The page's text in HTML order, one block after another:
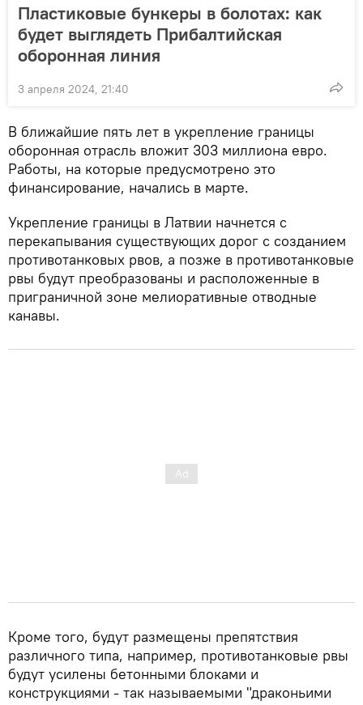
Пластиковые бункеры в болотах: как
будет выглядеть Прибалтийская
оборонная линия
3 апреля 2024, 21:40
В ближайшие пять лет в укрепление границы
оборонная отрасль вложит 303 миллиона евро.
Работы, на которые предусмотрено это
финансирование, начались в марте.
Укрепление границы в Латвии начнется с
перекапывания существующих дорог с созданием
противотанковых рвов, а позже в противотанковые
рвы будут преобразованы и расположенные в
приграничной зоне мелиоративные отводные
канавы.
Кроме того, будут размещены препятствия
различного типа, например, противотанковые рвы
будут усилены бетонными блоками и
конструкциями - так называемыми "драконьими